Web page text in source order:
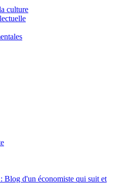
culture
Blog d'un économiste qui suit et